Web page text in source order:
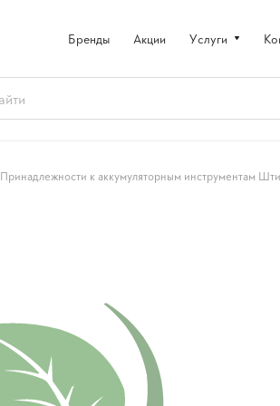
Бренды Акции Услуги
Принадлежности к аккумуляторным инструментам